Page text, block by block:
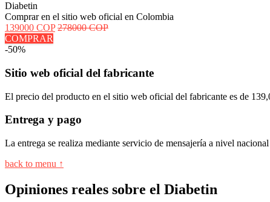
Diabetin
Comprar en el sitio web oficial en Colombia
139000 COP 278000 COP
COMPRAR
-50%
Sitio web oficial del fabricante
El precio del producto en el sitio web oficial del fabricante es de
Entrega y pago
La entrega se realiza mediante servicio de mensajería a nivel
back to menu ↑
Opiniones reales sobre el Diabetin